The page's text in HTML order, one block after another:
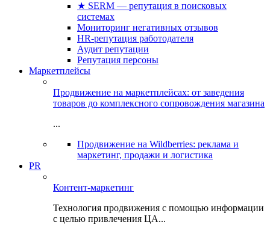
★ SERM — репутация в поисковых
системах
Мониторинг негативных отзывов
HR-репутация работодателя
Аудит репутации
Репутация персоны
Маркетплейсы
Продвижение на маркетплейсах: от заведения
товаров до комплексного сопровождения магазина
...
Продвижение на Wildberries: реклама и
маркетинг, продажи и логистика
PR
Контент-маркетинг
Технология продвижения с помощью информации
с целью привлечения ЦА...